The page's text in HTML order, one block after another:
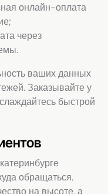
онлайн-оплата
через
ваших данных
Заказывайте у
быстрой
обращаться.
на высоте, а